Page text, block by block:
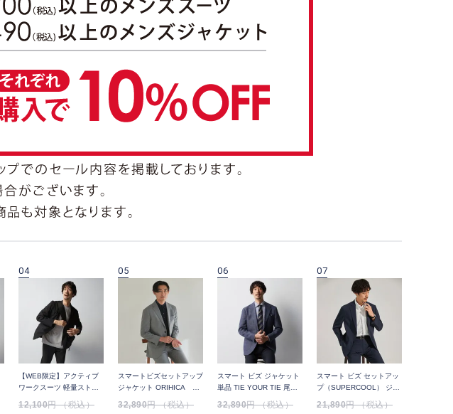
04
【WEB限定】アクティブ
ワークスーツ 軽量ストレ
プ ユニセックス
12,100円 （税込）
05
スマートビズセットアップ
ジャケット ORIHICA
32,890円 （税込）
06
スマート ビズ ジャケット
単品 TIE YOUR TIE 尾州
32,890円 （税込）
07
スマート ビズ セットアッ
プ（SUPERCOOL） ジャ
21,890円 （税込）